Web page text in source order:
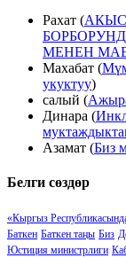
Рахат (
МЕНЕН
Махабат (
укуктуу)
салый (
Динара (
Азамат (Биз
Белги сөздөр
«Кыргыз
Баткен Баткен таңы Биз
Юстиция министрлиги